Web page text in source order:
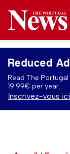
Reduced
Read The
19.99€ per year.
Inscrivez-vous ici